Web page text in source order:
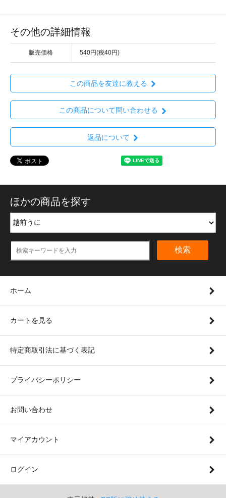
その他の詳細情報
販売価格 540円(税40円)
この商品を友達に教える
この商品について問い合わせる
返品について
ほかの商品を探す
検索
ホーム
カートを見る
特定商取引法に基づく表記
プライバシーポリシー
お問い合わせ
マイアカウント
ログイン